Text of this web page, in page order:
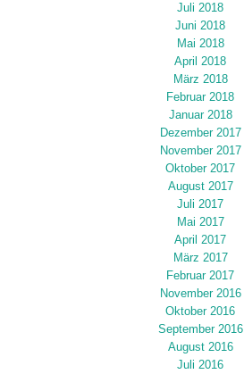
Juli 2018
Juni 2018
Mai 2018
April 2018
März 2018
Februar 2018
Januar 2018
Dezember 2017
November 2017
Oktober 2017
August 2017
Juli 2017
Mai 2017
April 2017
März 2017
Februar 2017
November 2016
Oktober 2016
September 2016
August 2016
Juli 2016